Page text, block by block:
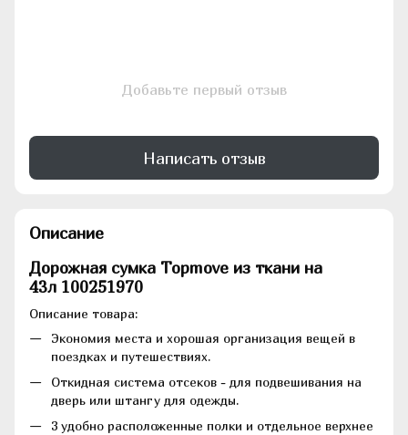
Добавьте первый отзыв
Написать отзыв
Описание
Дорожная сумка Topmove из ткани на
43л 100251970
Описание товара:
Экономия места и хорошая организация вещей в
поездках и путешествиях.
Откидная система отсеков - для подвешивания на
дверь или штангу для одежды.
3 удобно расположенные полки и отдельное верхнее